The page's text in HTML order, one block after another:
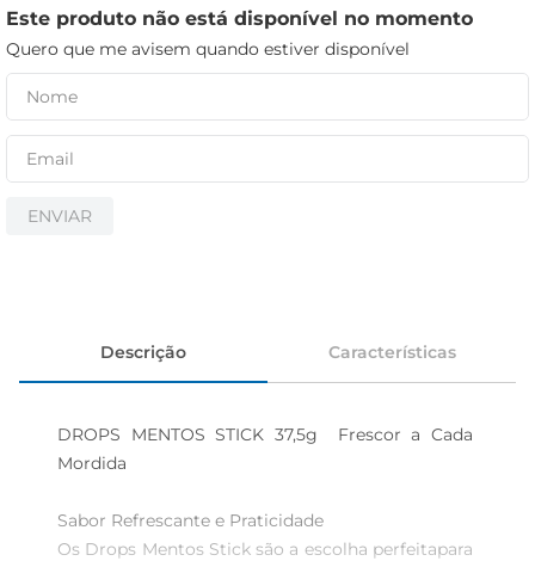
Este produto não está disponível no momento
Quero que me avisem quando estiver disponível
ENVIAR
Descrição Características
DROPS MENTOS STICK 37,5g  Frescor a Cada
Mordida
Sabor Refrescante e Praticidade
Os Drops Mentos Stick são a escolha perfeitapara
papel higiênico
cerveja